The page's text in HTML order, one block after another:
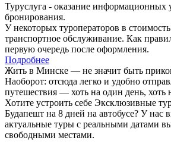
Туруслуга - оказание информационных
бронирования.
У некоторых туроператоров в
транспортное обслуживание. Как
первую очередь после оформления.
Подробнее
Жить в Минске — не значит быть
Наоборот: отсюда легко и удобно
путешествия — хоть на один день, хоть
Хотите устроить себе Эксклюзивные
Будапешт на 8 дней на автобусе? У нас
актуальные туры с реальными датами
свободными местами.